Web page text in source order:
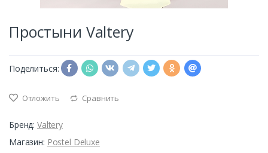
Простыни Valtery
Поделиться:
Отложить Сравнить
Бренд: Valtery
Магазин: Postel Deluxe